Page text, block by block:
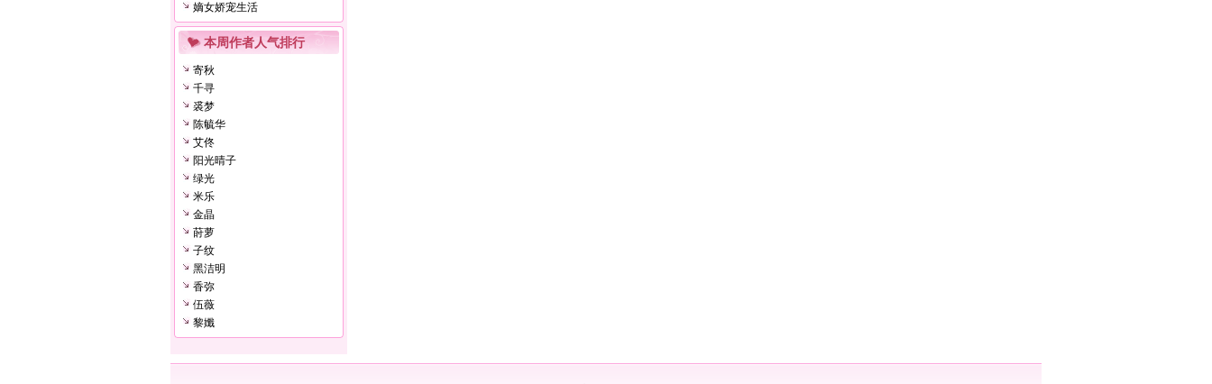
嫡女娇宠生活
本周作者人气排行
寄秋
千寻
裘梦
陈毓华
艾佟
阳光晴子
绿光
米乐
金晶
莳萝
子纹
黑洁明
香弥
伍薇
黎孅